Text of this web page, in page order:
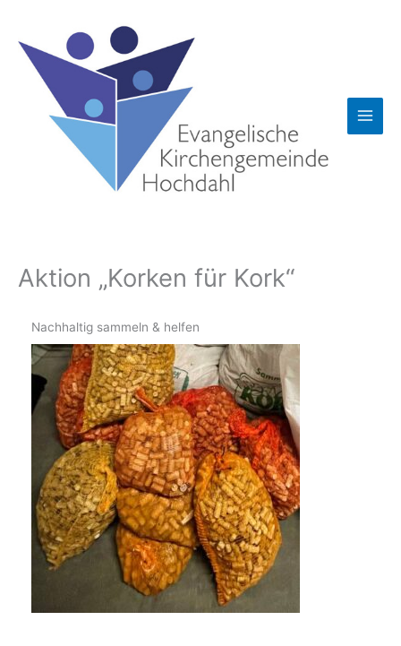
springen
Aktion „Korken für Kork“
Nachhaltig sammeln & helfen